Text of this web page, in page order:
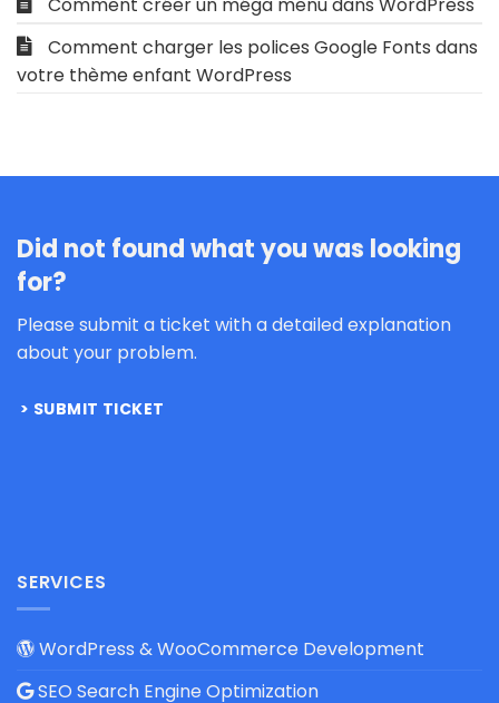
Comment charger les polices Google Fonts dans
votre thème enfant WordPress
Did not found what you was looking
for?
Please submit a ticket with a detailed explanation
about your problem.
SUBMIT TICKET
SERVICES
WordPress & WooCommerce Development
SEO Search Engine Optimization